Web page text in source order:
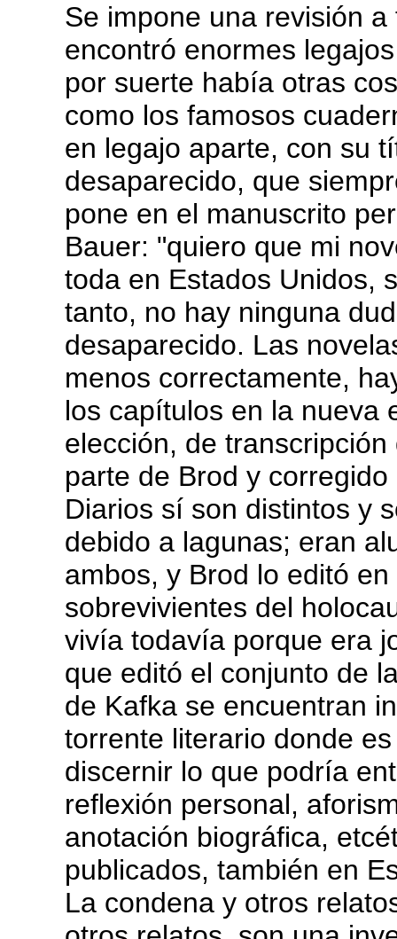
Se impone una revisión
encontró enormes
por suerte había otras
como los famosos
en legajo aparte, con su
desaparecido, que
pone en el manuscrito
Bauer: "quiero que mi
toda en Estados Unidos,
tanto, no hay ninguna
desaparecido. Las
menos correctamente,
los capítulos en la nueva
elección, de
parte de Brod y
Diarios sí son distintos y
debido a lagunas; eran
ambos, y Brod lo editó
sobrevivientes del
vivía todavía porque era
que editó el conjunto de
de Kafka se encuentran
torrente literario donde
discernir lo que podría
reflexión personal,
anotación biográfica,
publicados, también en
La condena y otros